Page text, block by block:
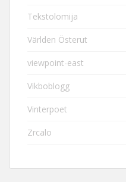
Tekstolomija
Världen Österut
viewpoint-east
Vikboblogg
Vinterpoet
Zrcalo